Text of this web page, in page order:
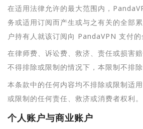
在适用法律允许的最大范围内，
务或适用订阅而产生或与之有关的全部
户持有人就该订阅向 PandaVPN 支付的
在律师费、诉讼费、救济、责任或损害
不得排除或限制的情况下，本限制不排除
本条款中的任何内容均不排除或限制适
或限制的任何责任、救济或消费者权利。
个人账户与商业账户